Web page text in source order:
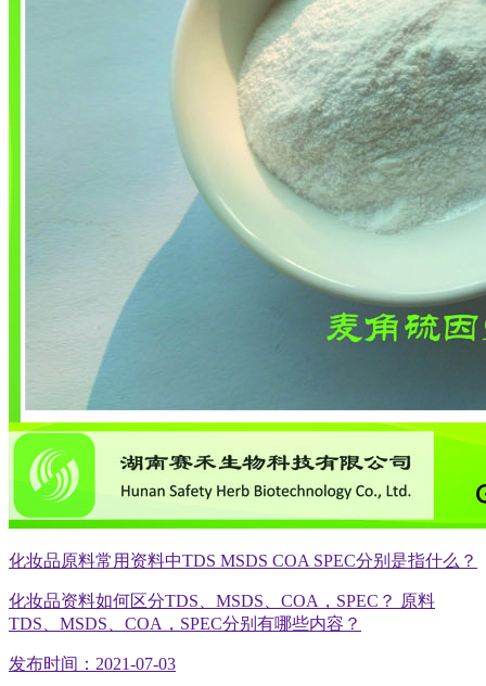
化妆品原料常用资料中TDS MSDS COA SPEC分别是指什么？
化妆品资料如何区分TDS、MSDS、COA，SPEC？ 原料
TDS、MSDS、COA，SPEC分别有哪些内容？
发布时间：2021-07-03